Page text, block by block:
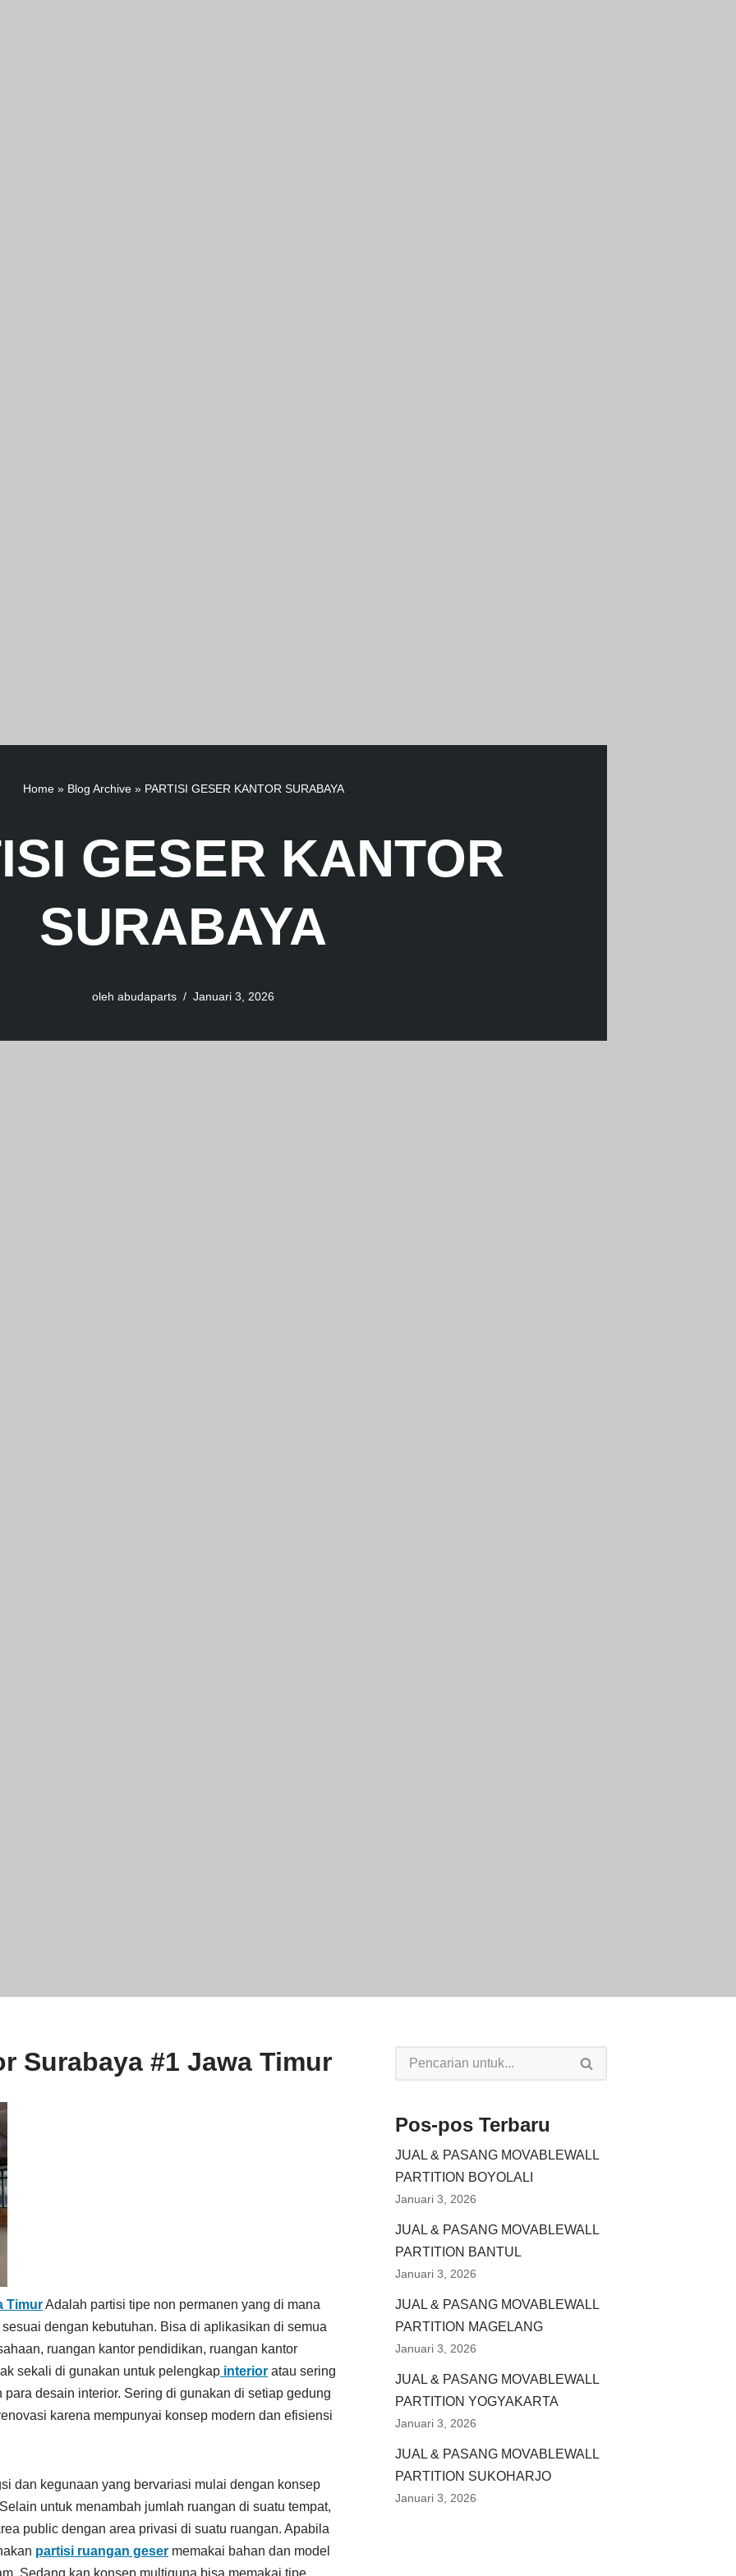
Home» Blog Archive» PARTISI GESER KANTOR SURABAYA
GESER KANTOR
SURABAYA
oleh abudaparts Januari 3, 2026
Surabaya #1 Jawa Timur
TimurAdalah partisi tipe non permanen yang di mana
dengan kebutuhan. Bisa di aplikasikan di semua
ruangan kantor pendidikan, ruangan kantor
sekali di gunakan untuk pelengkap interior atau sering
desain interior. Sering di gunakan di setiap gedung
karena mempunyai konsep modern dan efisiensi
dan kegunaan yang bervariasi mulai dengan konsep
untuk menambah jumlah ruangan di suatu tempat,
public dengan area privasi di suatu ruangan. Apabila
partisi ruangan geser memakai bahan dan model
Sedang kan konsep multiguna bisa memakai tipe
Pos-pos Terbaru
JUAL & PASANG MOVABLEWALL
PARTITION BOYOLALI
Januari 3, 2026
JUAL & PASANG MOVABLEWALL
PARTITION BANTUL
Januari 3, 2026
JUAL & PASANG MOVABLEWALL
PARTITION MAGELANG
Januari 3, 2026
JUAL & PASANG MOVABLEWALL
PARTITION YOGYAKARTA
Januari 3, 2026
JUAL & PASANG MOVABLEWALL
PARTITION SUKOHARJO
Januari 3, 2026